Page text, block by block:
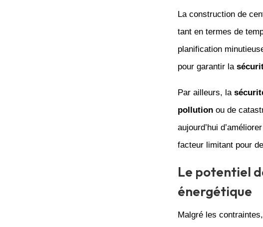
La construction de
tant en termes de
planification
pour garantir la
Par ailleurs, la
pollutionou de
aujourd’hui
facteur limitant pour
Le potentiel
énergétique
Malgré les